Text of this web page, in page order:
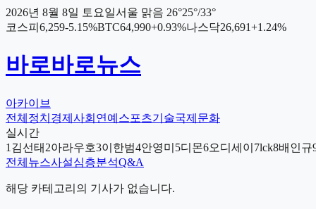
2026년 8월 8일 토요일서울 맑음 26°25°/33°
코스피 6,259-5.15%BTC64,990+0.93%나스닥26,691+1.24%
바로바로뉴스
아카이브
전체 정치 경제 사회 연예 스포츠기술국제 문화
실시간
1 김선태 2아라우호3이한범4안영미 5디몬6오디세이 7lck8배인규
전체 뉴스사설심층분석Q&A
해당 카테고리의 기사가 없습니다.